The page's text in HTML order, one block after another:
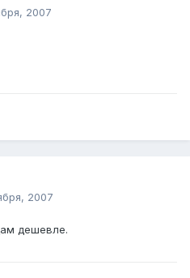
2007
2007
дешевле.